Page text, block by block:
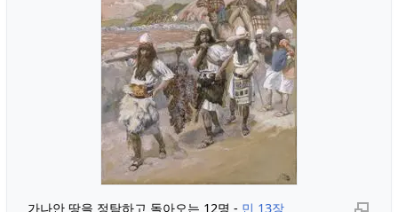
가나안 땅을 정탐하고 돌아오는 12명 - 민 13장